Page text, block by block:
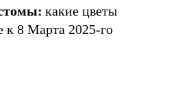
какие цветы
к 8 Марта 2025-го